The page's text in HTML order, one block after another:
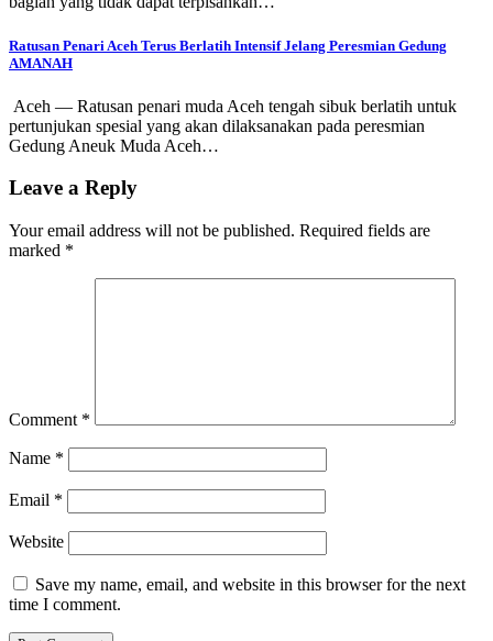
Ratusan Penari Aceh Terus Berlatih Intensif Jelang Peresmian Gedung
AMANAH
Aceh — Ratusan penari muda Aceh tengah sibuk berlatih untuk
pertunjukan spesial yang akan dilaksanakan pada peresmian
Gedung Aneuk Muda Aceh…
Leave a Reply
Your email address will not be published. Required fields are
marked *
Comment *
Name *
Email *
Website
Save my name, email, and website in this browser for the next
time I comment.